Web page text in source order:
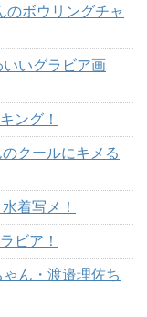
ボウリングチャ
いグラビア画
ング！
クールにキメる
着写メ！
ビア！
ん・渡邉理佐ち